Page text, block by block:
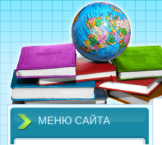
МЕНЮ САЙТА